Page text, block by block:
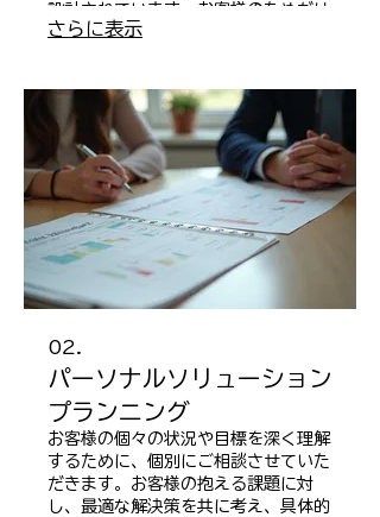
設計されています。お客様のためだけ
に、特別なものを作り上げましょう。
さらに表示
02.
パーソナルソリューション
プランニング
お客様の個々の状況や目標を深く理解
するために、個別にご相談させていた
だきます。お客様の抱える課題に対
し、最適な解決策を共に考え、具体的